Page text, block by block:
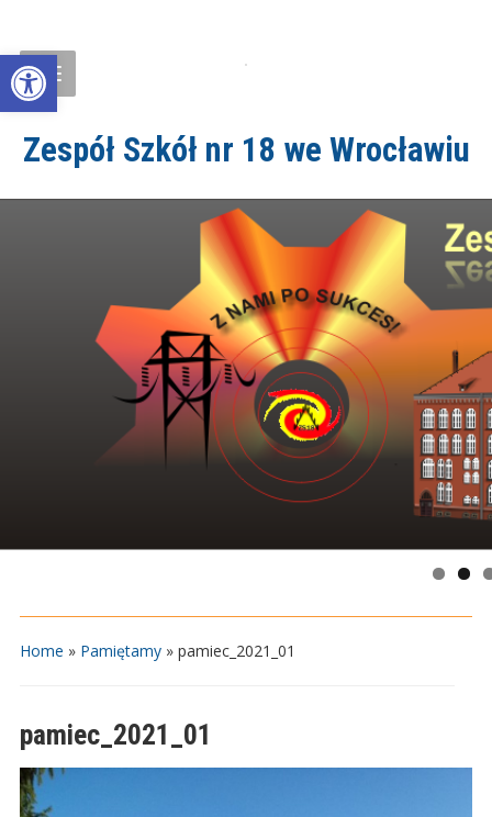
Open toolbar
Zespół Szkół nr 18 we Wrocławiu
Home » Pamiętamy» pamiec_2021_01
pamiec_2021_01